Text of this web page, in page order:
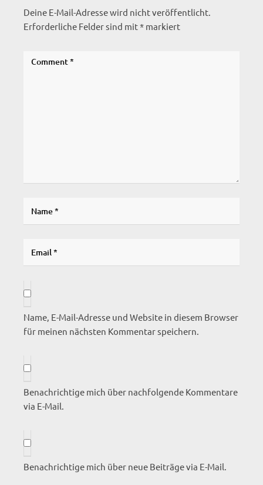
Deine E-Mail-Adresse wird nicht veröffentlicht.
Erforderliche Felder sind mit* markiert
Name, E-Mail-Adresse und Website in diesem Browser
für meinen nächsten Kommentar speichern.
Benachrichtige mich über nachfolgende Kommentare
via E-Mail.
Benachrichtige mich über neue Beiträge via E-Mail.